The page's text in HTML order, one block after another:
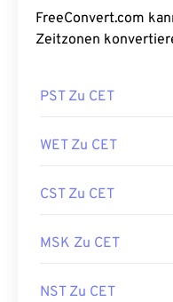
FreeConvert.com
Zeitzonen
PST Zu CET
WET Zu CET
CST Zu CET
MSK Zu CET
NST Zu CET